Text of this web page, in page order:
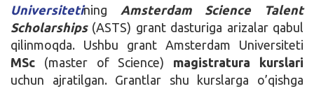
Universitetining Amsterdam
Science Talent
Scholarships(ASTS) grant dasturiga arizalar qabul
qilinmoqda. Ushbu grant Amsterdam Universiteti
MSc (master of Science) magistratura kurslari
uchun ajratilgan. Grantlar shu kurslarga o’qishga